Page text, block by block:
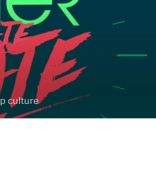
culture